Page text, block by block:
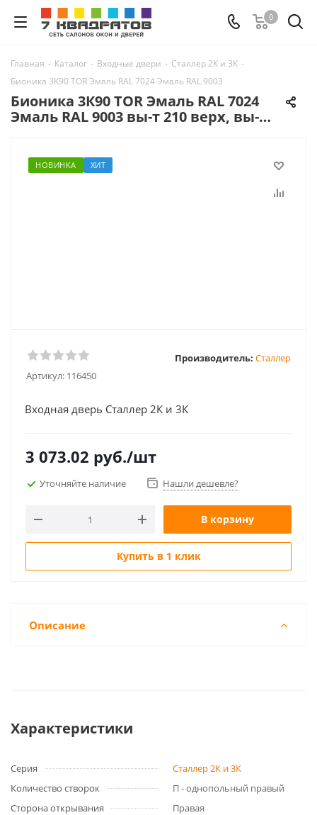
0
Главная - Каталог - Входные двери - Сталлер 2К и 3К -
Бионика 3К90 TOR Эмаль RAL 7024 Эмаль RAL 9003 вы-т 210 верх, вы-т
Бионика 3К90 TOR Эмаль RAL 7024
Эмаль RAL 9003 вы-т 210 верх, вы-т
НОВИНКА ХИТ
Артикул: 116450
Производитель: Сталлер
Входная дверь Сталлер 2К и 3К
3 073.02 руб./шт
Уточняйте наличие Нашли дешевле?
В корзину
Купить в 1 клик
Описание
Характеристики
Серия
Сталлер 2К и 3К
Количество створок
П - однопольный правый
Сторона открывания
Правая